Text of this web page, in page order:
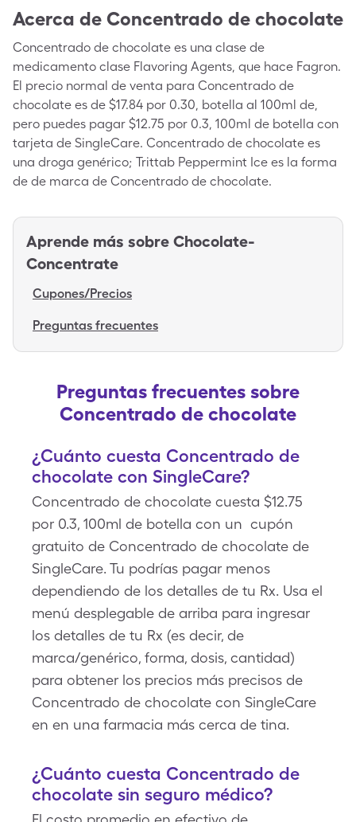
Acerca de Concentrado de chocolate
Concentrado de chocolate es una clase de
medicamento clase Flavoring Agents, que hace Fagron.
El precio normal de venta para Concentrado de
chocolate es de $17.84 por 0.30, botella al 100ml de,
pero puedes pagar $12.75 por 0.3, 100ml de botella con
tarjeta de SingleCare. Concentrado de chocolate es
una droga genérico; Trittab Peppermint Ice es la forma
de de marca de Concentrado de chocolate.
Aprende más sobre Chocolate-
Concentrate
Cupones/Precios
Preguntas frecuentes
Preguntas frecuentes sobre
Concentrado de chocolate
¿Cuánto cuesta Concentrado de
chocolate con SingleCare?
Concentrado de chocolate cuesta $12.75
por 0.3, 100ml de botella con un cupón
gratuito de Concentrado de chocolate de
SingleCare. Tu podrías pagar menos
dependiendo de los detalles de tu Rx. Usa el
menú desplegable de arriba para ingresar
los detalles de tu Rx (es decir, de
marca/genérico, forma, dosis, cantidad)
para obtener los precios más precisos de
Concentrado de chocolate con SingleCare
en en una farmacia más cerca de tina.
¿Cuánto cuesta Concentrado de
chocolate sin seguro médico?